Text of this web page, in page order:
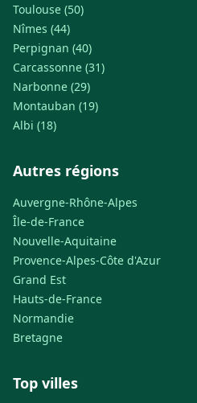
Toulouse (50)
Nîmes (44)
Perpignan (40)
Carcassonne (31)
Narbonne (29)
Montauban (19)
Albi (18)
Autres régions
Auvergne-Rhône-Alpes
Île-de-France
Nouvelle-Aquitaine
Provence-Alpes-Côte d'Azur
Grand Est
Hauts-de-France
Normandie
Bretagne
Top villes